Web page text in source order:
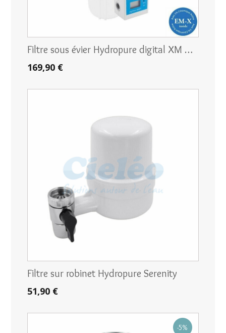
Filtre sous évier Hydropure digital XM …
169,90 €
Filtre sur robinet Hydropure Serenity
51,90 €
-5%